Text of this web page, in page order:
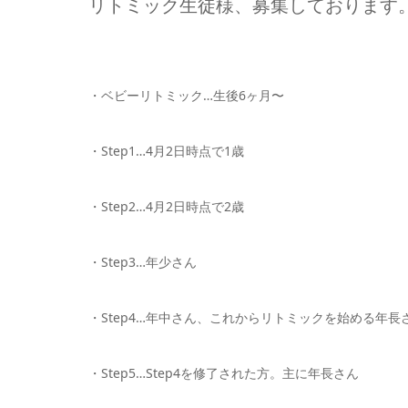
リトミック生徒様、募集しております
・ベビーリトミック…生後6ヶ月〜
・Step1…4月2日時点で1歳
・Step2…4月2日時点で2歳
・Step3…年少さん
・Step4…年中さん、これからリトミックを始める年長
・Step5…Step4を修了された方。主に年長さん